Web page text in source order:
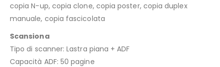
copia N-up, copia clone, copia poster, copia duplex
manuale, copia fascicolata
Scansiona
Tipo di scanner: Lastra piana + ADF
Capacità ADF: 50 pagine